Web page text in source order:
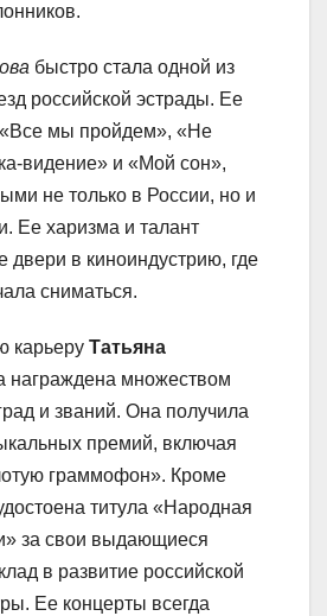
быстро стала одной из
российской эстрады. Ее
«Все мы пройдем», «Не
видение» и «Мой сон»,
не только в России, но и
Ее харизма и талант
двери в киноиндустрию, где
сниматься.
карьеру Татьяна
награждена множеством
и званий. Она получила
премий, включая
граммофон». Кроме
титула «Народная
за свои выдающиеся
в развитие российской
Ее концерты всегда